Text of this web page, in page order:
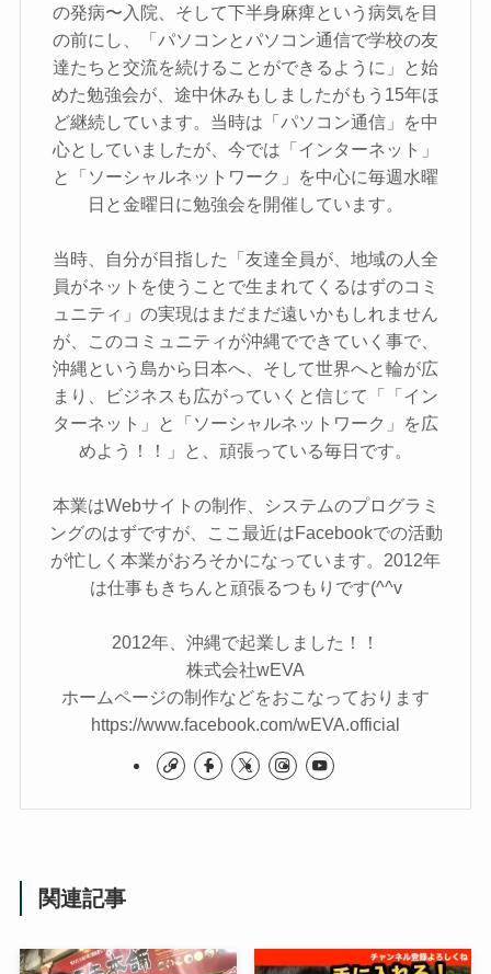
の発病〜入院、そして下半身麻痺という病気を目
の前にし、「パソコンとパソコン通信で学校の友
達たちと交流を続けることができるように」と始
めた勉強会が、途中休みもしましたがもう15年ほ
ど継続しています。当時は「パソコン通信」を中
心としていましたが、今では「インターネット」
と「ソーシャルネットワーク」を中心に毎週水曜
日と金曜日に勉強会を開催しています。
当時、自分が目指した「友達全員が、地域の人全
員がネットを使うことで生まれてくるはずのコミ
ュニティ」の実現はまだまだ遠いかもしれません
が、このコミュニティが沖縄でできていく事で、
沖縄という島から日本へ、そして世界へと輪が広
まり、ビジネスも広がっていくと信じて「「イン
ターネット」と「ソーシャルネットワーク」を広
めよう！！」と、頑張っている毎日です。
本業はWebサイトの制作、システムのプログラミ
ングのはずですが、ここ最近はFacebookでの活動
が忙しく本業がおろそかになっています。2012年
は仕事もきちんと頑張るつもりです(^^v
2012年、沖縄で起業しました！！
株式会社wEVA
ホームページの制作などをおこなっております
https://www.facebook.com/wEVA.official
関連記事